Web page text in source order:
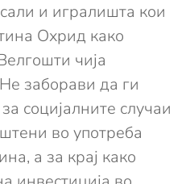
и игралишта кои
Охрид како
чија
заборави да ги
социјалните случаи
во употреба
а за крај како